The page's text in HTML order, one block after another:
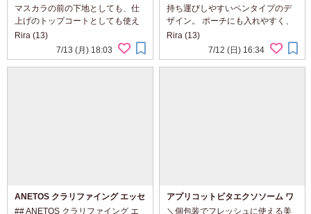
マスカラの前の下地としても、仕
上げのトップコートとしても使え
る2WAYタイプです。 コームタイ
プなので、まつ毛をとかしながら1
本1本整えやすく、自然な束感を演
Rira (13)
7/13 (月) 18:03
持ち運びしやすいペンタイプのデ
ザイン。 ポーチにも入れやすく、
乾燥が気になったタイミングで手
軽に使えます。 ノック式なので必
要な量だけ出しやすく、 筆先も細
Rira (13)
7/12 (日) 16:34
ANETOS クラリファイング エッセ
ンスを使ってみました！
## ANETOS クラリファイング エ
アプリコットビタエクソソーム ワ
ンデーセラム
＼個包装でフレッシュに使える美